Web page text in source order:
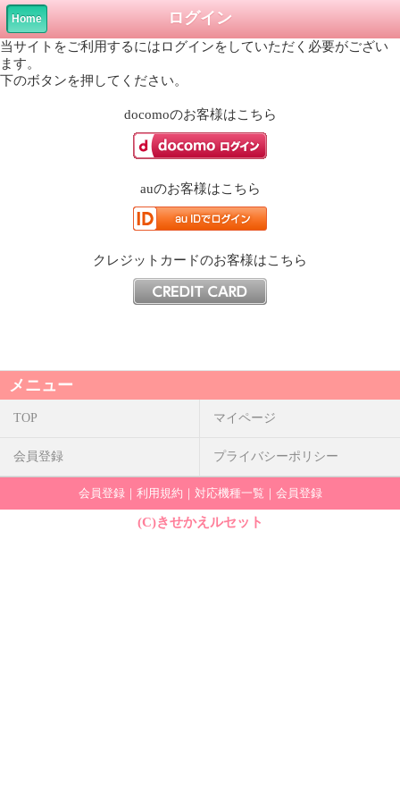
Home ログイン
当サイトをご利用するにはログインをしていただく必要がござい
ます。
下のボタンを押してください。
docomoのお客様はこちら
auのお客様はこちら
クレジットカードのお客様はこちら
メニュー
TOP マイページ
会員登録 プライバシーポリシー
会員登録｜ 利用規約 ｜ 対応機種一覧 ｜ 会員登録
(C)きせかえルセット